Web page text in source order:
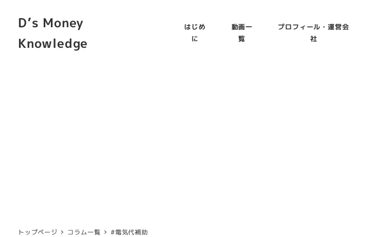
D’s Money
Knowledge
はじめ
に
動画一
覧
プロフィール・運営会
社
トップページ コラム一覧 #電気代補助